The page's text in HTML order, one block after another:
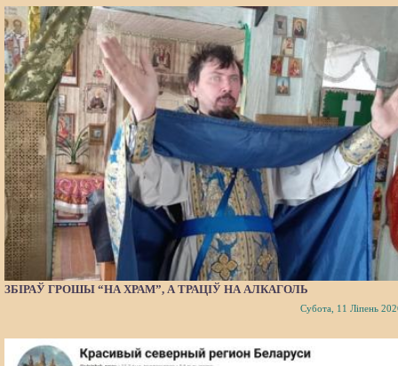
ЗБІРАЎ ГРОШЫ “НА ХРАМ”, А ТРАЦІЎ НА АЛКАГОЛЬ
Субота, 11 Ліпень